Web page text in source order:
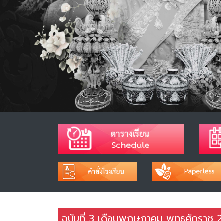
ฉบับที่ 3 เดือนพฤษภาคม พุทธศักราช